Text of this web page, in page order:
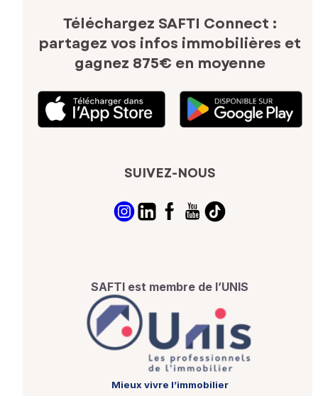
Téléchargez SAFTI Connect :
partagez vos infos immobilières et
gagnez 875€ en moyenne
SUIVEZ-NOUS
SAFTI est membre de l’UNIS
Mieux vivre l’immobilier